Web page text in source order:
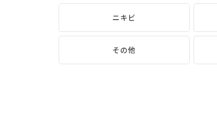
ニキビ
その他